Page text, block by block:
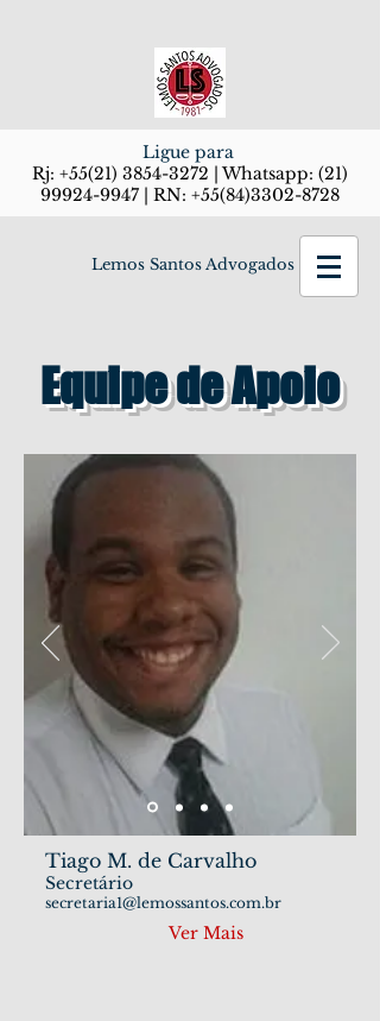
Ligue para
Rj: +55(21) 3854-3272 | Whatsapp: (21)
99924-9947 | RN: +55(84)3302-8728
Lemos Santos Advogados
Equipe de Apoio
Tiago M. de Carvalho
Secretário
secretaria1@lemossantos.com.br
Ver Mais